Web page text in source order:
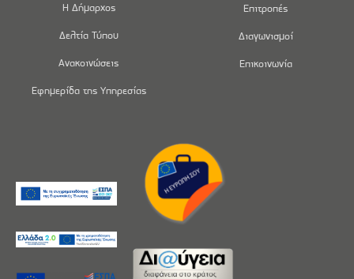
Η Δήμαρχος
Δελτία Τύπου
Ανακοινώσεις
Εφημερίδα της Υπηρεσίας
Επιτροπές
Διαγωνισμοί
Επικοινωνία